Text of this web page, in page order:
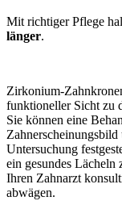
Mit richtiger Pflege
länger.
Zirkonium-
funktioneller Sicht zu
Sie können eine
Untersuchung
ein gesundes Lächeln
Ihren Zahnarzt
abwägen.